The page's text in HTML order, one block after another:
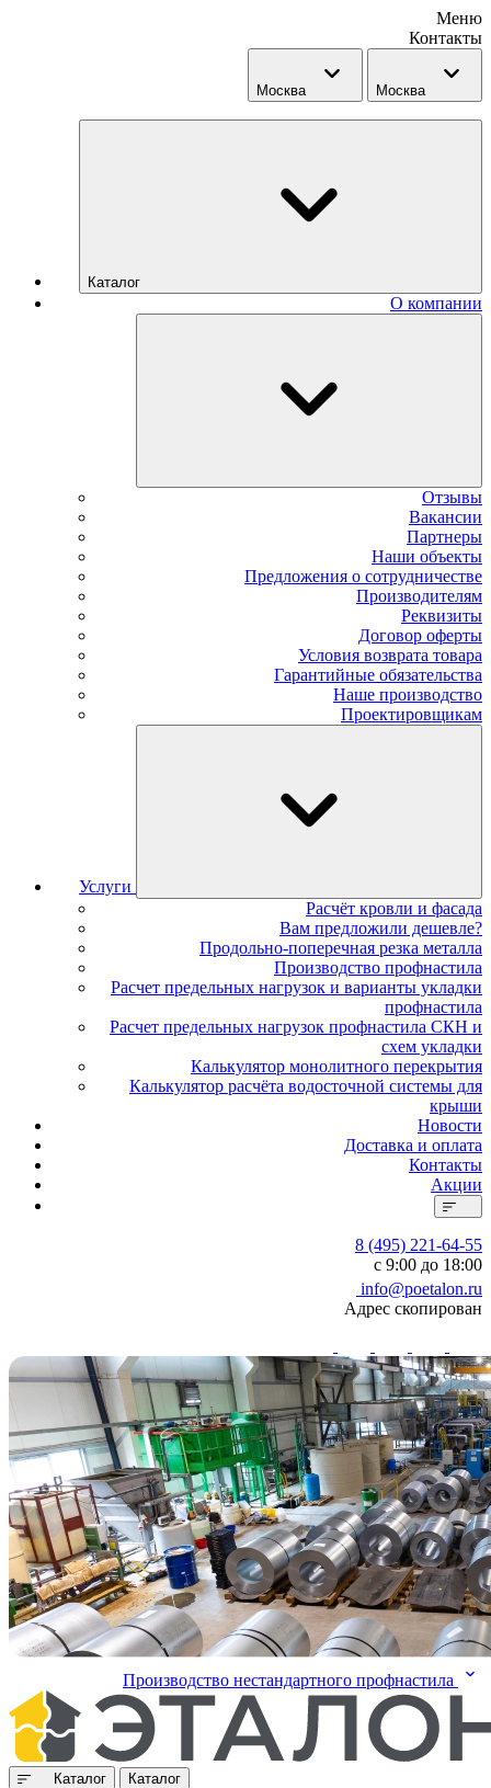
Меню
Контакты
Москва Москва
Каталог
О компании
Отзывы
Вакансии
Партнеры
Наши объекты
Предложения о сотрудничестве
Производителям
Реквизиты
Договор оферты
Условия возврата товара
Гарантийные обязательства
Наше производство
Проектировщикам
Услуги
Расчёт кровли и фасада
Вам предложили дешевле?
Продольно-поперечная резка металла
Производство профнастила
Расчет предельных нагрузок и варианты укладки
профнастила
Расчет предельных нагрузок профнастила СКН и
схем укладки
Калькулятор монолитного перекрытия
Калькулятор расчёта водосточной системы для
крыши
Новости
Доставка и оплата
Контакты
Акции
8 (495) 221-64-55
с 9:00 до 18:00
info@poetalon.ru
Адрес скопирован
Производство нестандартного профнастила
Каталог Каталог